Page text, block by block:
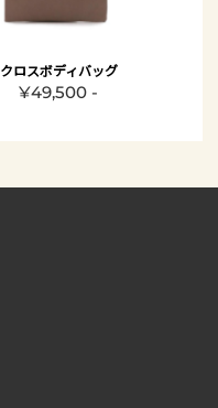
クロスボディバッグ
¥49,500 -